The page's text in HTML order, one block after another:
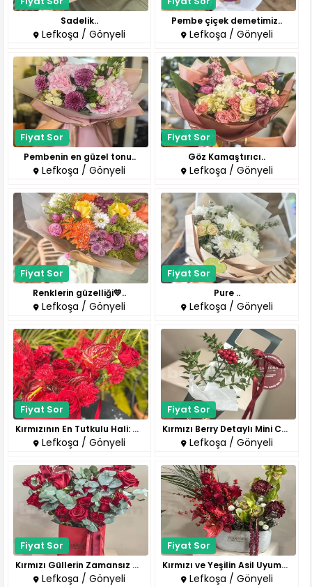
Sadelik..
Lefkoşa / Gönyeli
Pembe çiçek demetimiz..
Lefkoşa / Gönyeli
Fiyat Sor
Pembenin en güzel tonu..
Lefkoşa / Gönyeli
Fiyat Sor
Göz Kamaştırıcı..
Lefkoşa / Gönyeli
Fiyat Sor
Renklerin güzelliği💛..
Lefkoşa / Gönyeli
Fiyat Sor
Pure ..
Lefkoşa / Gönyeli
Fiyat Sor
Kırmızının En Tutkulu Hali: Öz..
Lefkoşa / Gönyeli
Fiyat Sor
Kırmızı Berry Detaylı Mini Can..
Lefkoşa / Gönyeli
Fiyat Sor
Kırmızı Güllerin Zamansız Asal..
Lefkoşa / Gönyeli
Fiyat Sor
Kırmızı ve Yeşilin Asil Uyumun..
Lefkoşa / Gönyeli